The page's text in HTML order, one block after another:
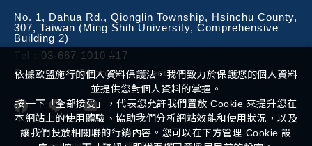
No. 1, Dahua Rd., Qionglin Township, Hsinchu County,
307, Taiwan (Ming Shih University, Comprehensive
Building 2)
Tel： 03-667-1010 #17
E-mail：info@ltbrown.hcc.edu.tw
依據歐盟施行的個人資料保護法，我們致力於保護您的個人資料
並提供您對個人資料的掌握。
按一下「全部接受」，代表您允許我們置放 Cookie 來提升您在
本網站上的使用體驗、協助我們分析網站效能和使用狀況，以及
讓我們投放相關聯的行銷內容。您可以在下方管理 Cookie 設